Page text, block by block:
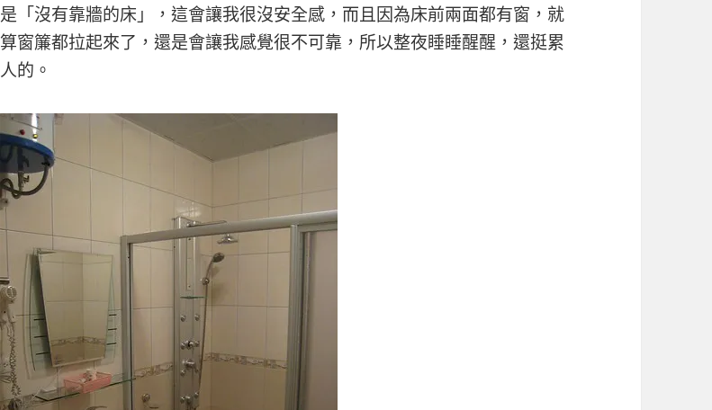
是「沒有靠牆的床」，這會讓我很沒安全感，而且因為床前兩面都有窗，就
算窗簾都拉起來了，還是會讓我感覺很不可靠，所以整夜睡睡醒醒，還挺累
人的。